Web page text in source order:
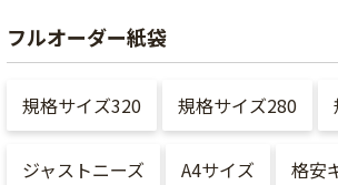
フルオーダー紙袋
規格サイズ320 規格サイズ280
ジャストニーズ A4サイズ 格安